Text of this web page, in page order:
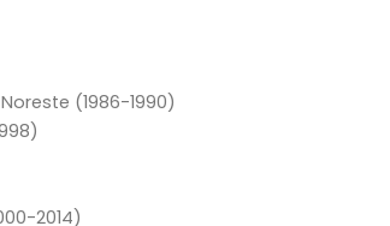
(1986-1990)
2014)